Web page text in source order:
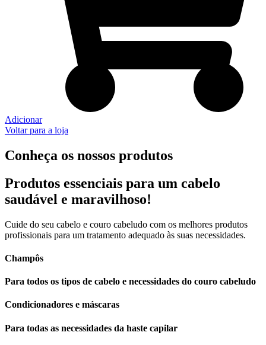
Adicionar
Voltar para a loja
Conheça os nossos produtos
Produtos essenciais para um cabelo
saudável e maravilhoso!
Cuide do seu cabelo e couro cabeludo com os melhores produtos
profissionais para um tratamento adequado às suas necessidades.
Champôs
Para todos os tipos de cabelo e necessidades do couro cabeludo
Condicionadores e máscaras
Para todas as necessidades da haste capilar